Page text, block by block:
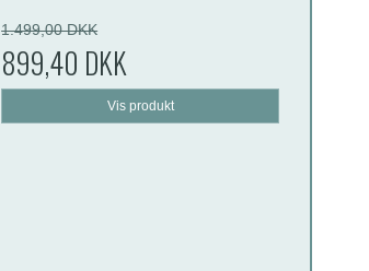
1.499,00 DKK
899,40 DKK
Vis produkt